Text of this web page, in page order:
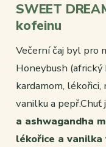
SWEET
kofeinu
Večerní čaj byl pro
Honeybush (africký
kardamom, lékořici,
vanilku a pepř.Chuť
a ashwagandha
lékořice a